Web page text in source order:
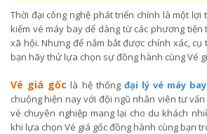
Thời đại công nghệ phát triển chính là một lợi
kiếm vé máy bay dể dàng từ các phương tiện
xã hội. Nhưng để nắm bắt được chính xác,
bạn hãy thử lựa chọn sự đồng hành cùng Vé
Vé giá gốc là hệ thống đại lý vé máy
chuộng hiện nay với đội ngũ nhân viên tư
vé chuyên nghiệp mang lại cho du khách
khi lựa chọn Vé giá gốc đồng hành cùng bạn